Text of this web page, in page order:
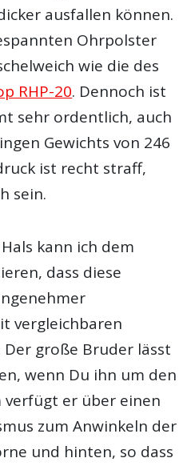
ausfallen können.
Ohrpolster
wie die des
RHP-20. Dennoch ist
sehr ordentlich, auch
Gewichts von 246
ist recht straff,
sein.
kann ich dem
dass diese
vergleichbaren
große Bruder lässt
wenn Du ihn um den
verfügt er über einen
zum Anwinkeln der
und hinten, so dass